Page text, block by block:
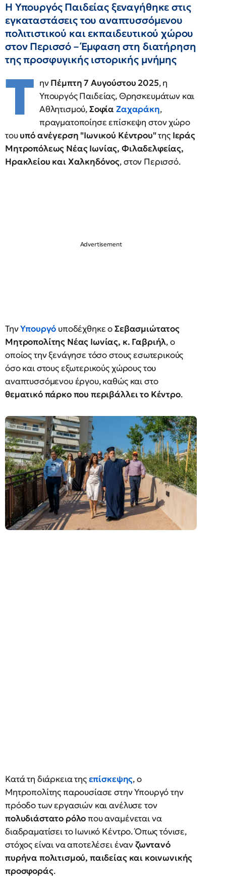
Η Υπουργός Παιδείας ξεναγήθηκε στις
εγκαταστάσεις του αναπτυσσόμενου
πολιτιστικού και εκπαιδευτικού χώρου
στον Περισσό – Έμφαση στη διατήρηση
της προσφυγικής ιστορικής μνήμης
Τ ηνΠέμπτη 7 Αυγούστου 2025, η
Υπουργός Παιδείας, Θρησκευμάτων και
Αθλητισμού,Σοφία Ζαχαράκη,
πραγματοποίησε επίσκεψη στον χώρο
τουυπό ανέγερση "Ιωνικού Κέντρου"της Ιεράς
Μητροπόλεως Νέας Ιωνίας, Φιλαδελφείας,
Ηρακλείου και Χαλκηδόνος, στον Περισσό.
ΤηνΥπουργό υποδέχθηκε οΣεβασμιώτατος
Μητροπολίτης Νέας Ιωνίας, κ. Γαβριήλ, ο
οποίος την ξενάγησε τόσο στους εσωτερικούς
όσο και στους εξωτερικούς χώρους του
αναπτυσσόμενου έργου, καθώς και στο
θεματικό πάρκο που περιβάλλει το Κέντρο.
Κατά τη διάρκεια τηςεπίσκεψης, ο
Μητροπολίτης παρουσίασε στην Υπουργό την
πρόοδο των εργασιών και ανέλυσε τον
πολυδιάστατο ρόλοπου αναμένεται να
διαδραματίσει το Ιωνικό Κέντρο. Όπως τόνισε,
στόχος είναι να αποτελέσει ένανζωντανό
πυρήνα πολιτισμού, παιδείας και κοινωνικής
προσφοράς.